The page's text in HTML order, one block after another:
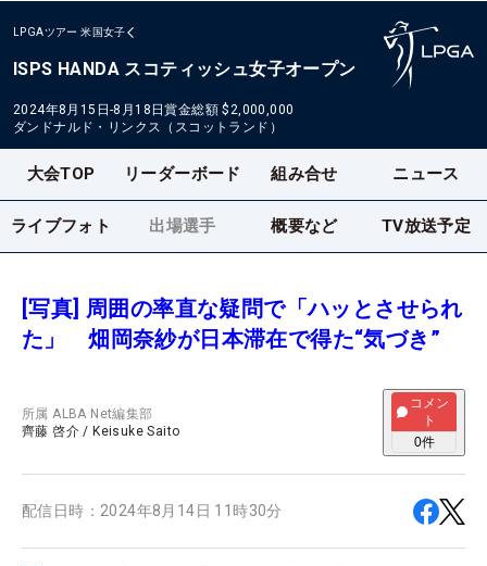
LPGAツアー 米国女子
ISPS HANDA スコティッシュ女子オープン
2024年8月15日-8月18日賞金総額 $2,000,000
ダンドナルド・リンクス（スコットランド）
大会TOP リーダーボード 組み合せ ニュース
ライブフォト 出場選手 概要など TV放送予定
[写真] 周囲の率直な疑問で「ハッとさせられ
た」 畑岡奈紗が日本滞在で得た“気づき”
所属ALBA Net編集部
齊藤 啓介 / Keisuke Saito
コメン
ト
0件
配信日時： 2024年8月14日 11時30分